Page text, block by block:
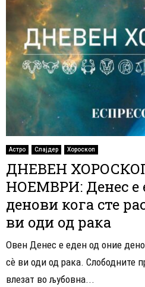
Астро Слајдер Хороскоп
ДНЕВЕН
НОЕМВРИ: Денес е
денови кога сте
ви оди од рака
Овен Денес е еден од оние
сѐ ви оди од рака. Слободните
влезат во љубовна...